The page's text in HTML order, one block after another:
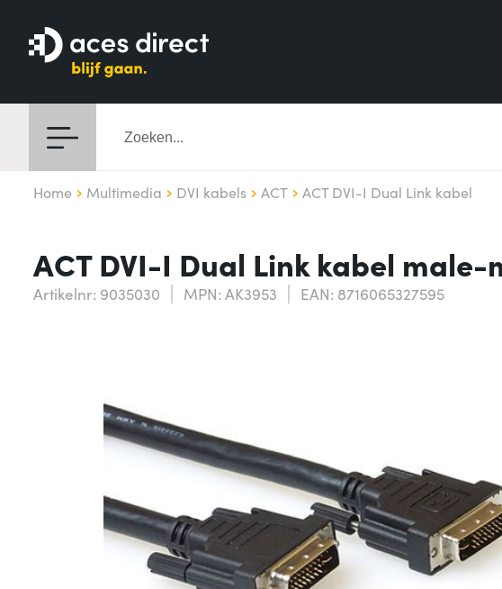
Home Multimedia DVI kabels ACT ACT DVI-I Dual Link kabel
ACT DVI-I Dual Link kabel male-
Artikelnr: 9035030 MPN: AK3953 EAN: 8716065327595